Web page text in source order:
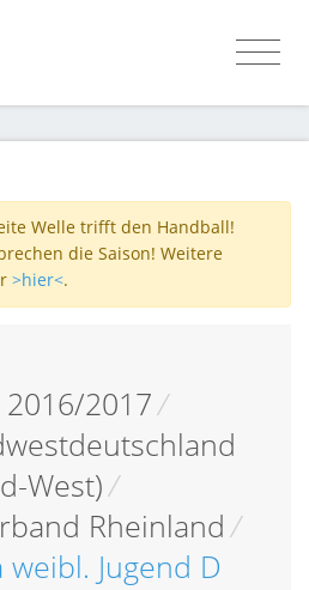
Welle trifft den Handball!
die Saison! Weitere
>hier<.
2016/2017/
West)/
Rheinland /
weibl. Jugend D